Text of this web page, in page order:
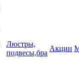
Люстры,
подвесы,бра
Акции